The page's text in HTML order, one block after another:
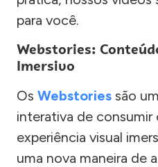
para você.
Webstories:
Imersivo
Os Webstories são
interativa de
experiência visual
uma nova maneira de